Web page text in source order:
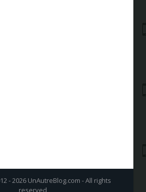
- 2026 UnAutreBlog.com - All rights
reserved